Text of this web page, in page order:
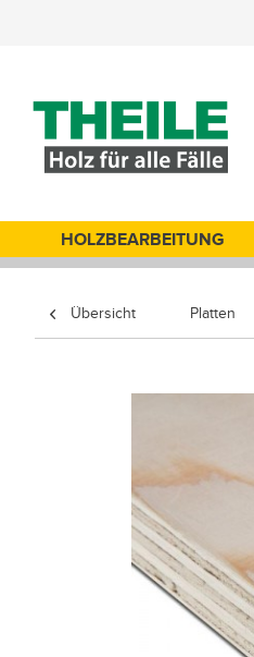
HOLZBEARBEITUNG
Übersicht Platten